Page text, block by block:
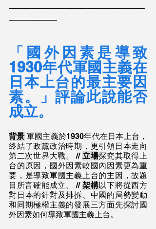
「國外因素是導致
1930年代軍國主義在
日本上台的最主要因
素。」評論此說能否
成立。
背景 軍國主義於1930年代在日本上台，
終結了政黨政治時期，更引領日本走向
第二次世界大戰。 // 立場探究其取得上
台的原因，國外因素較國內因素更為重
要，是導致軍國主義上台的主因，故題
目所言確能成立。 // 架構以下將從西方
對日本的針對及排拆、中國的局勢變動
和同期極權主義的發展三方面先探討國
外因素如何導致軍國主義上台。